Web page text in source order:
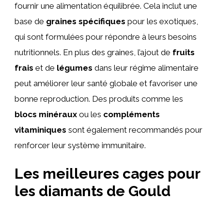
fournir une alimentation équilibrée. Cela inclut une
base de graines spécifiques pour les exotiques,
qui sont formulées pour répondre à leurs besoins
nutritionnels. En plus des graines, l’ajout de fruits
frais et de légumes dans leur régime alimentaire
peut améliorer leur santé globale et favoriser une
bonne reproduction. Des produits comme les
blocs minéraux ou les compléments
vitaminiques sont également recommandés pour
renforcer leur système immunitaire.
Les meilleures cages pour
les diamants de Gould